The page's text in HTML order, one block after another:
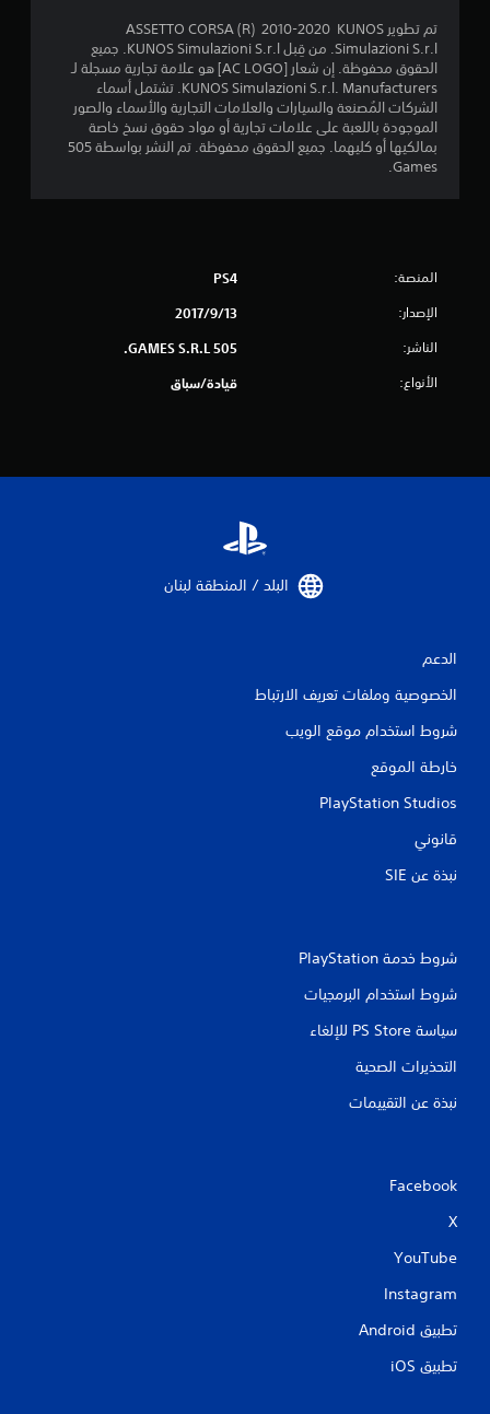
1
1
2
8
ي
تم تطوير ASSETTO CORSA (R) 2010-2020 KUNOS
Simulazioni S.r.l. من قِبل KUNOS Simulazioni S.r.l. جميع
الحقوق محفوظة. إن شعار [AC LOGO] هو علامة تجارية مسجلة لـ
KUNOS Simulazioni S.r.l. Manufacturers. تشتمل أسماء
الشركات المُصنعة والسيارات والعلامات التجارية والأسماء والصور
الموجودة باللعبة على علامات تجارية أو مواد حقوق نسخ خاصة
بمالكيها أو كليهما. جميع الحقوق محفوظة. تم النشر بواسطة 505
Games.
المنصة: PS4
الإصدار: 13‏/9‏/2017
الناشر: 505 GAMES S.R.L.
الأنواع: قيادة/سباق
البلد / المنطقة لبنان‏
الدعم
الخصوصية وملفات تعريف الارتباط
شروط استخدام موقع الويب
خارطة الموقع
PlayStation Studios
قانوني
نبذة عن SIE‏
شروط خدمة PlayStation‏
شروط استخدام البرمجيات
سياسة PS Store للإلغاء
التحذيرات الصحية
نبذة عن التقييمات
Facebook
X
YouTube
Instagram
تطبيق Android‏
تطبيق iOS‏